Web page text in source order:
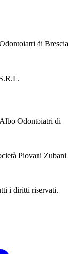
di Brescia
Albo Odontoiatri di
Piovani Zubani
i diritti riservati.